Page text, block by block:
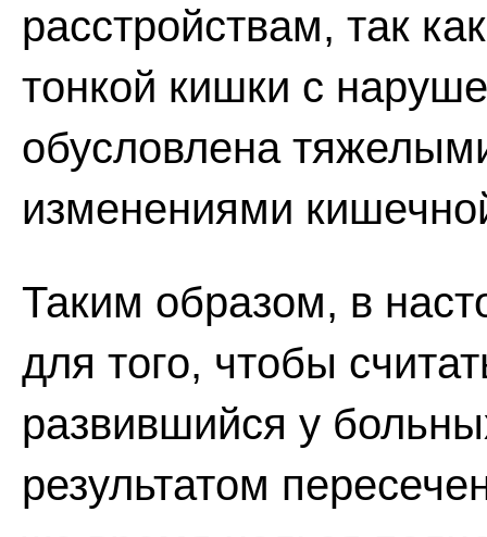
расстройствам, так
тонкой кишки с
обусловлена
изменениями
Таким образом, в
для того, чтобы
развившийся у
результатом